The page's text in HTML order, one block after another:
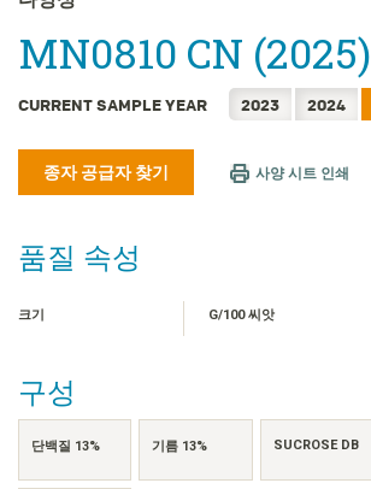
日本語
简体中文
繁體中文
TIẾNG VIỆT
MN0810 CN (2025)
CURRENT SAMPLE YEAR 2023 2024
종자 공급자 찾기 사양 시트 인쇄
품질 속성
크기 G/100 씨앗
구성
단백질 13% 기름 13% SUCROSE DB